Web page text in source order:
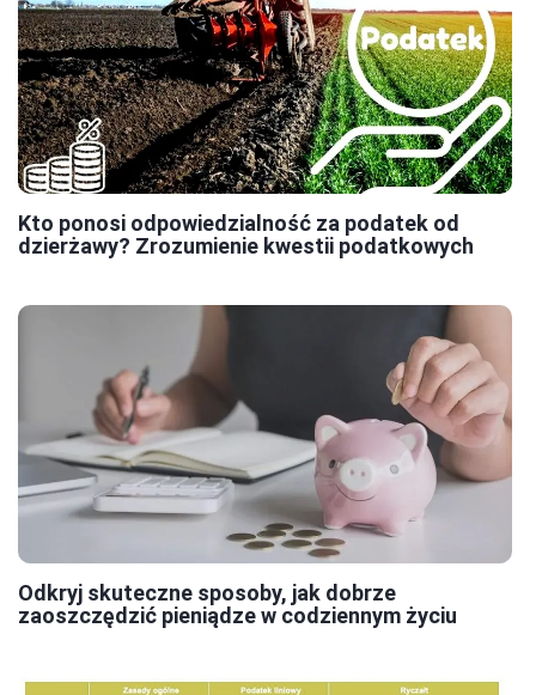
Kto ponosi odpowiedzialność za podatek od
dzierżawy? Zrozumienie kwestii podatkowych
Odkryj skuteczne sposoby, jak dobrze
zaoszczędzić pieniądze w codziennym życiu